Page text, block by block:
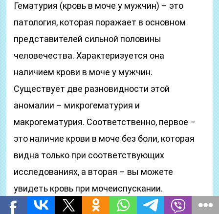
Гематурия (кровь в моче у мужчин) – это
патология, которая поражает в основном
представителей сильной половины
человечества. Характеризуется она
наличием крови в моче у мужчин.
Существует две разновидности этой
аномалии – микрогематурия и
макрогематурия. Соответственно, первое –
это наличие крови в моче без боли, которая
видна только при соответствующих
исследованиях, а вторая – вы можете
увидеть кровь при мочеиспускании.